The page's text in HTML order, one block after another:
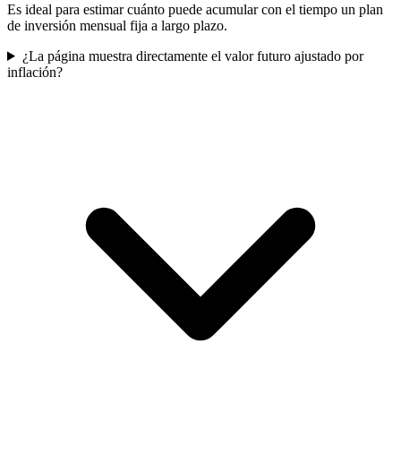
Es ideal para estimar cuánto puede acumular con el tiempo un plan
de inversión mensual fija a largo plazo.
¿La página muestra directamente el valor futuro ajustado por
inflación?